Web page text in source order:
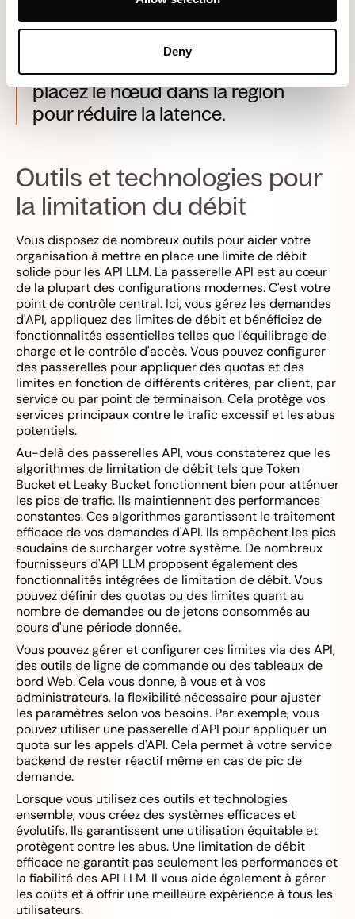
Deny
passerelle devant. Respectez les
limites en tenant compte des
jetons, diffusez par défaut et
placez le nœud dans la région
pour réduire la latence.
Outils et technologies pour
la limitation du débit
Vous disposez de nombreux outils pour aider votre
organisation à mettre en place une limite de débit
solide pour les API LLM. La passerelle API est au cœur
de la plupart des configurations modernes. C'est votre
point de contrôle central. Ici, vous gérez les demandes
d'API, appliquez des limites de débit et bénéficiez de
fonctionnalités essentielles telles que l'équilibrage de
charge et le contrôle d'accès. Vous pouvez configurer
des passerelles pour appliquer des quotas et des
limites en fonction de différents critères, par client, par
service ou par point de terminaison. Cela protège vos
services principaux contre le trafic excessif et les abus
potentiels.
Au-delà des passerelles API, vous constaterez que les
algorithmes de limitation de débit tels que Token
Bucket et Leaky Bucket fonctionnent bien pour atténuer
les pics de trafic. Ils maintiennent des performances
constantes. Ces algorithmes garantissent le traitement
efficace de vos demandes d'API. Ils empêchent les pics
soudains de surcharger votre système. De nombreux
fournisseurs d'API LLM proposent également des
fonctionnalités intégrées de limitation de débit. Vous
pouvez définir des quotas ou des limites quant au
nombre de demandes ou de jetons consommés au
cours d'une période donnée.
Vous pouvez gérer et configurer ces limites via des API,
des outils de ligne de commande ou des tableaux de
bord Web. Cela vous donne, à vous et à vos
administrateurs, la flexibilité nécessaire pour ajuster
les paramètres selon vos besoins. Par exemple, vous
pouvez utiliser une passerelle d'API pour appliquer un
quota sur les appels d'API. Cela permet à votre service
backend de rester réactif même en cas de pic de
demande.
Lorsque vous utilisez ces outils et technologies
ensemble, vous créez des systèmes efficaces et
évolutifs. Ils garantissent une utilisation équitable et
protègent contre les abus. Une limitation de débit
efficace ne garantit pas seulement les performances et
la fiabilité des API LLM. Il vous aide également à gérer
les coûts et à offrir une meilleure expérience à tous les
utilisateurs.